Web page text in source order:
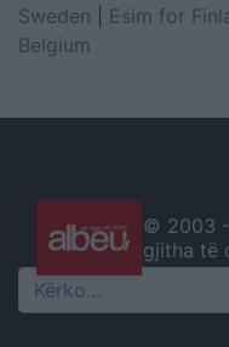
Sweden
Esim for
Belgium
© 2003 -
gjitha të
Search